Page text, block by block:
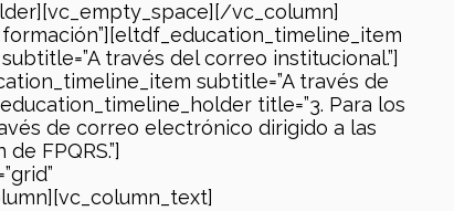
vc_column]
través del correo institucional.”]
subtitle=”A través de
title=”3. Para los
de correo electrónico dirigido a las
FPQRS.”]